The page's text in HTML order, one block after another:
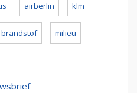
airberlin klm
brandstof milieu